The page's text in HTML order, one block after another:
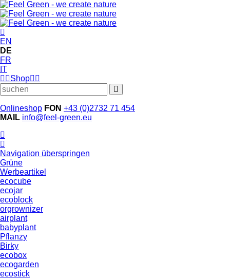
EN
DE
FR
IT
Shop
Onlineshop FON +43 (0)2732 71 454
MAIL info@feel-green.eu
Navigation überspringen
Grüne
Werbeartikel
ecocube
ecojar
ecoblock
orgrownizer
airplant
babyplant
Pflanzy
Birky
ecobox
ecogarden
ecostick